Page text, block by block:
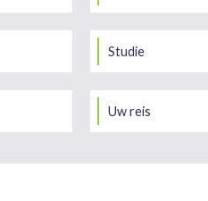
Studie
Uw reis